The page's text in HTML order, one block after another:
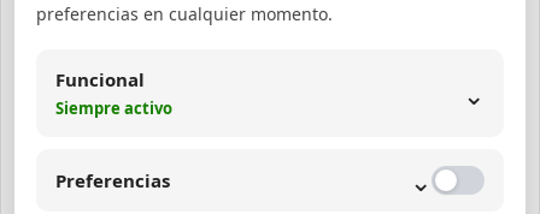
para la escalabilidad.
Cómo el diseño web impacta
en el CAC
Un diseño web efectivo reduce el CAC al facilitar la
preferencias en cualquier momento.
Funcional
Siempre activo ⌄
Preferencias ⌄